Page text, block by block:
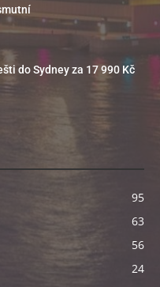
do Sydney za 17 990 Kč
95
63
56
24